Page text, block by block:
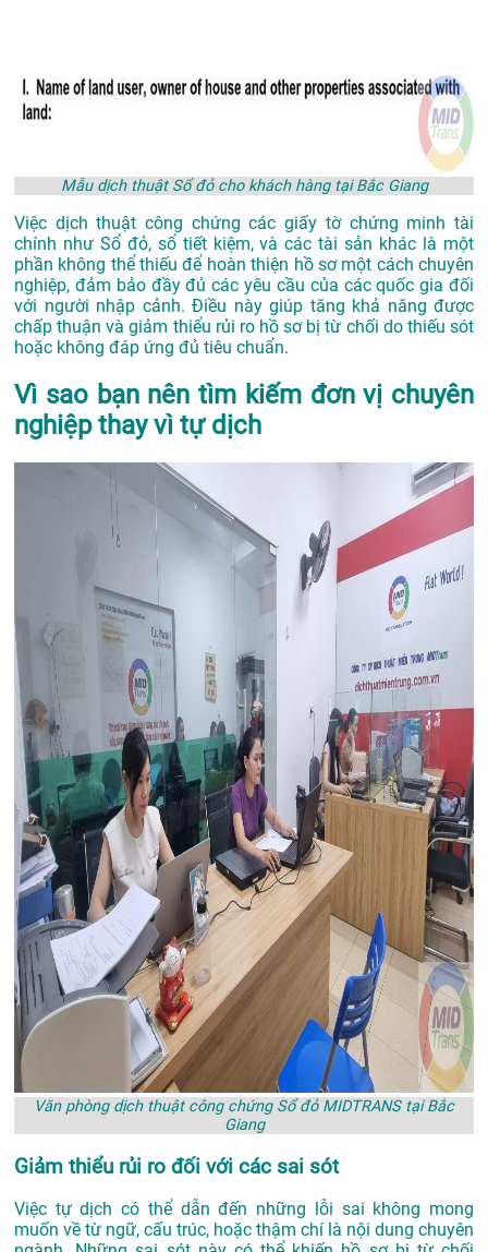
Mẫu dịch thuật Sổ đỏ cho khách hàng tại Bắc Giang
Việc dịch thuật công chứng các giấy tờ chứng minh tài
chính như Sổ đỏ, sổ tiết kiệm, và các tài sản khác là một
phần không thể thiếu để hoàn thiện hồ sơ một cách chuyên
nghiệp, đảm bảo đầy đủ các yêu cầu của các quốc gia đối
với người nhập cảnh. Điều này giúp tăng khả năng được
chấp thuận và giảm thiểu rủi ro hồ sơ bị từ chối do thiếu sót
hoặc không đáp ứng đủ tiêu chuẩn.
Vì sao bạn nên tìm kiếm đơn vị chuyên
nghiệp thay vì tự dịch
Văn phòng dịch thuật công chứng Sổ đỏ MIDTRANS tại Bắc
Giang
Giảm thiểu rủi ro đối với các sai sót
Việc tự dịch có thể dẫn đến những lỗi sai không mong
muốn về từ ngữ, cấu trúc, hoặc thậm chí là nội dung chuyên